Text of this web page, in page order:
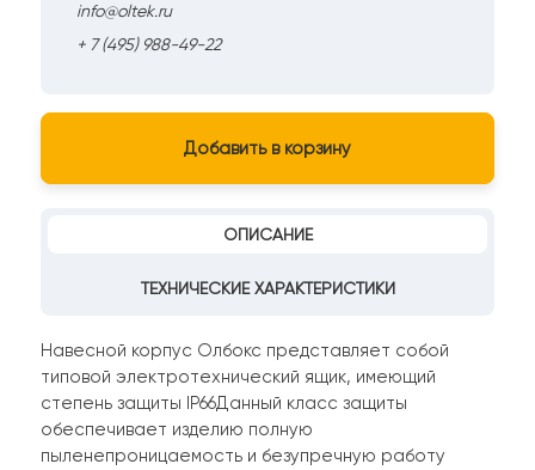
info@oltek.ru
+ 7 (495) 988-49-22
Добавить в корзину
ОПИСАНИЕ
ТЕХНИЧЕСКИЕ ХАРАКТЕРИСТИКИ
Навесной корпус Олбокс представляет собой
типовой электротехнический ящик, имеющий
степень защиты IP66Данный класс защиты
обеспечивает изделию полную
пыленепроницаемость и безупречную работу